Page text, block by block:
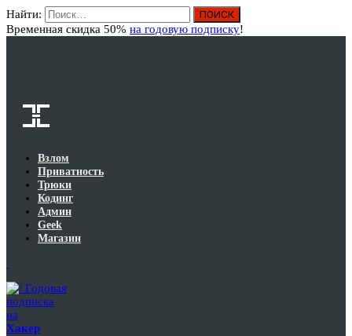
Найти:
Временная скидка 50% на годовую подписку!
Взлом
Приватность
Трюки
Кодинг
Админ
Geek
Магазин
Годовая
подписка
на
Хакер